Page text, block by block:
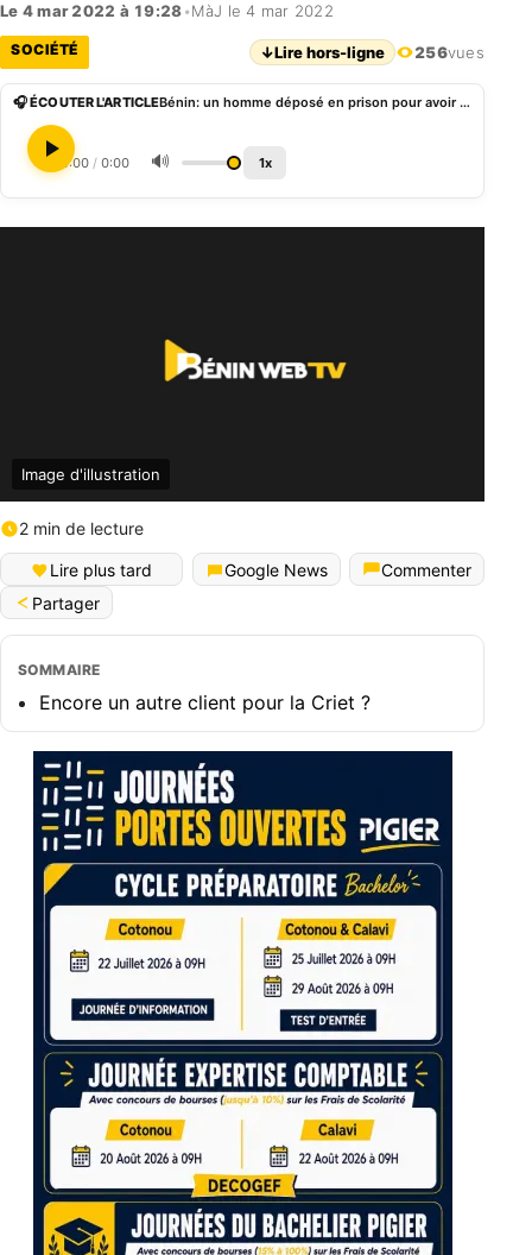
Le 4 mar 2022 à 19:28•MàJ le 4 mar 2022
SOCIÉTÉ ↓Lire hors-ligne 256vues
🎧 ÉCOUTER L'ARTICLE Bénin: un homme déposé en prison pour avoir ligoté et battu sa femme à Zè
0:00 / 0:00 🔊 1x
Image d'illustration
2 min de lecture
Lire plus tard Google News
Commenter
Partager
SOMMAIRE
Encore un autre client pour la Criet ?